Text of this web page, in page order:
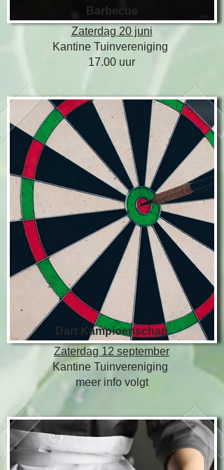
Barbecue
Zaterdag 20 juni
Kantine Tuinvereniging
17.00 uur
Dart Kampioenschap
​Zaterdag 12 september
Kantine Tuinvereniging
meer info volgt